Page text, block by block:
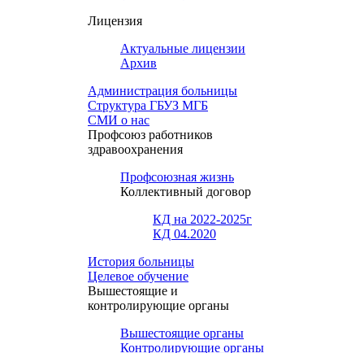
Лицензия
Актуальные лицензии
Архив
Администрация больницы
Структура ГБУЗ МГБ
СМИ о нас
Профсоюз работников
здравоохранения
Профсоюзная жизнь
Коллективный договор
КД на 2022-2025г
КД 04.2020
История больницы
Целевое обучение
Вышестоящие и
контролирующие органы
Вышестоящие органы
Контролирующие органы